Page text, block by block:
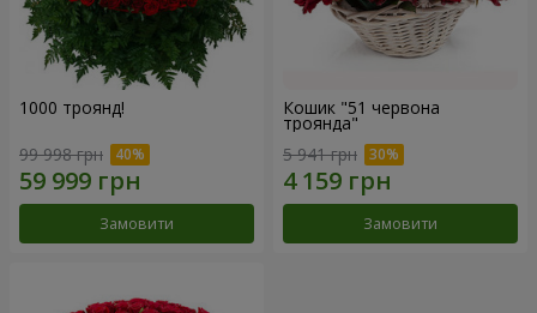
1000 троянд!
99 998 грн
Замовити
Кошик "51 червона
троянда"
5 941 грн
Замовити